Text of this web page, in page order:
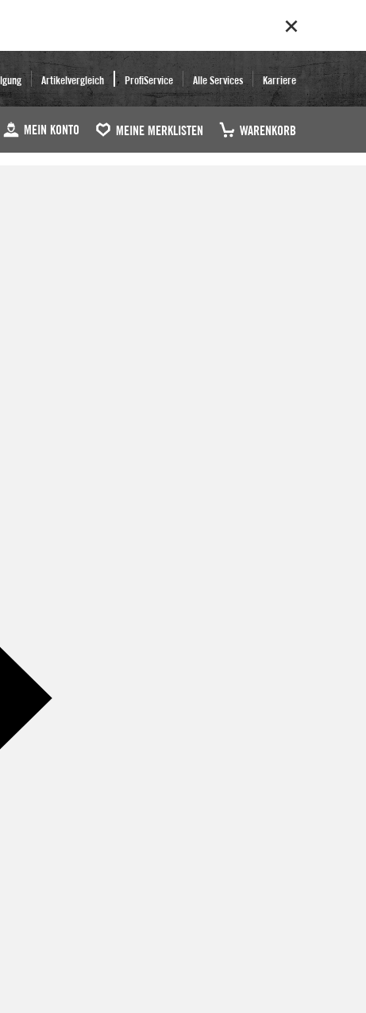
Artikelvergleich ProfiService Alle Services Karriere
MEIN KONTO MEINE MERKLISTEN WARENKORB